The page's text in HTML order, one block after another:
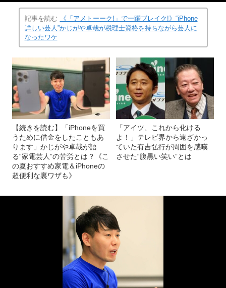
記事を読む
《「アメトーーク!」で一躍ブレイク!》“iPhone
詳しい芸人”かじがや卓哉が税理士資格を持ちながら芸人に
なったワケ
【続きを読む】「iPhoneを買
うために借金をしたこともあ
ります」かじがや卓哉が語
る“家電芸人”の苦労とは？《こ
の夏おすすめ家電＆iPhoneの
超便利な裏ワザも》
「アイツ、これから化ける
よ！」テレビ界から遠ざかっ
ていた有吉弘行が周囲を感嘆
させた“腹黒い笑い”とは